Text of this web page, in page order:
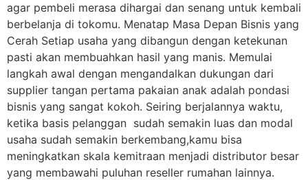
agar pembeli merasa dihargai dan senang untuk kembali
berbelanja di tokomu. Menatap Masa Depan Bisnis yang
Cerah Setiap usaha yang dibangun dengan ketekunan
pasti akan membuahkan hasil yang manis. Memulai
langkah awal dengan mengandalkan dukungan dari
supplier tangan pertama pakaian anak adalah pondasi
bisnis yang sangat kokoh. Seiring berjalannya waktu,
ketika basis pelanggan sudah semakin luas dan modal
usaha sudah semakin berkembang,kamu bisa
meningkatkan skala kemitraan menjadi distributor besar
yang membawahi puluhan reseller rumahan lainnya.